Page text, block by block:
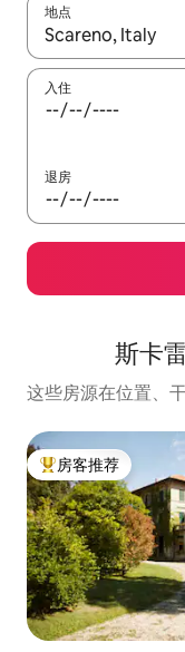
地点
如有搜索结果，请
入住
退房
斯卡
这些房源在位置、
热门「房客推荐」
房客推荐